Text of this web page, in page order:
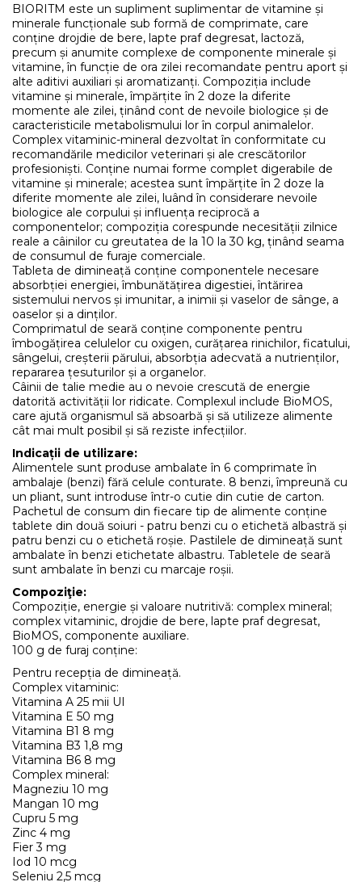
BIORITM este un supliment suplimentar de vitamine și
minerale funcționale sub formă de comprimate, care
conține drojdie de bere, lapte praf degresat, lactoză,
precum și anumite complexe de componente minerale și
vitamine, în funcție de ora zilei recomandate pentru aport și
alte aditivi auxiliari și aromatizanți. Compoziția include
vitamine și minerale, împărțite în 2 doze la diferite
momente ale zilei, ținând cont de nevoile biologice și de
caracteristicile metabolismului lor în corpul animalelor.
Complex vitaminic-mineral dezvoltat în conformitate cu
recomandările medicilor veterinari și ale crescătorilor
profesioniști. Conține numai forme complet digerabile de
vitamine și minerale; acestea sunt împărțite în 2 doze la
diferite momente ale zilei, luând în considerare nevoile
biologice ale corpului și influența reciprocă a
componentelor; compoziția corespunde necesității zilnice
reale a câinilor cu greutatea de la 10 la 30 kg, ținând seama
de consumul de furaje comerciale.
Tableta de dimineață conține componentele necesare
absorbției energiei, îmbunătățirea digestiei, întărirea
sistemului nervos și imunitar, a inimii și vaselor de sânge, a
oaselor și a dinților.
Comprimatul de seară conține componente pentru
îmbogățirea celulelor cu oxigen, curățarea rinichilor, ficatului,
sângelui, creșterii părului, absorbția adecvată a nutrienților,
repararea țesuturilor și a organelor.
Câinii de talie medie au o nevoie crescută de energie
datorită activității lor ridicate. Complexul include BioMOS,
care ajută organismul să absoarbă și să utilizeze alimente
cât mai mult posibil și să reziste infecțiilor.
Indicații de utilizare:
Alimentele sunt produse ambalate în 6 comprimate în
ambalaje (benzi) fără celule conturate. 8 benzi, împreună cu
un pliant, sunt introduse într-o cutie din cutie de carton.
Pachetul de consum din fiecare tip de alimente conține
tablete din două soiuri - patru benzi cu o etichetă albastră și
patru benzi cu o etichetă roșie. Pastilele de dimineață sunt
ambalate în benzi etichetate albastru. Tabletele de seară
sunt ambalate în benzi cu marcaje roșii.
Compoziţie:
Compoziție, energie și valoare nutritivă: complex mineral;
complex vitaminic, drojdie de bere, lapte praf degresat,
BioMOS, componente auxiliare.
100 g de furaj conține:
Pentru recepția de dimineață.
Complex vitaminic:
Vitamina A 25 mii UI
Vitamina E 50 mg
Vitamina B1 8 mg
Vitamina B3 1,8 mg
Vitamina B6 8 mg
Complex mineral:
Magneziu 10 mg
Mangan 10 mg
Cupru 5 mg
Zinc 4 mg
Fier 3 mg
Iod 10 mcg
Seleniu 2,5 mcg